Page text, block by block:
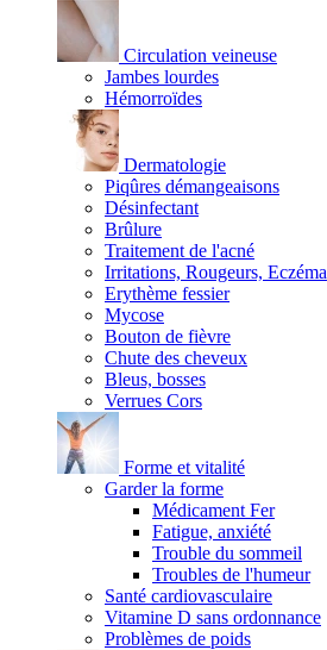
Circulation veineuse
Jambes lourdes
Hémorroïdes
Dermatologie
Piqûres démangeaisons
Désinfectant
Brûlure
Traitement de l'acné
Irritations, Rougeurs, Eczéma
Erythème fessier
Mycose
Bouton de fièvre
Chute des cheveux
Bleus, bosses
Verrues Cors
Forme et vitalité
Garder la forme
Médicament Fer
Fatigue, anxiété
Trouble du sommeil
Troubles de l'humeur
Santé cardiovasculaire
Vitamine D sans ordonnance
Problèmes de poids